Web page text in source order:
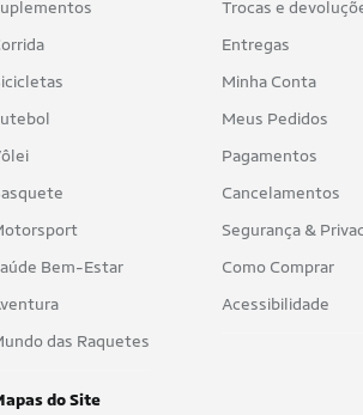
Bem-Estar
das Raquetes
do Site
Trocas e
Entregas
Minha Conta
Meus Pedidos
Pagamentos
Cancelamentos
Segurança &
Como Comprar
Acessibilidade